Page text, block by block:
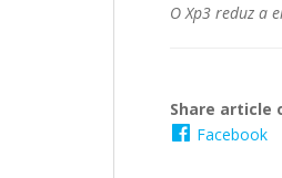
O Xp3 reduz a
Share article
Facebook